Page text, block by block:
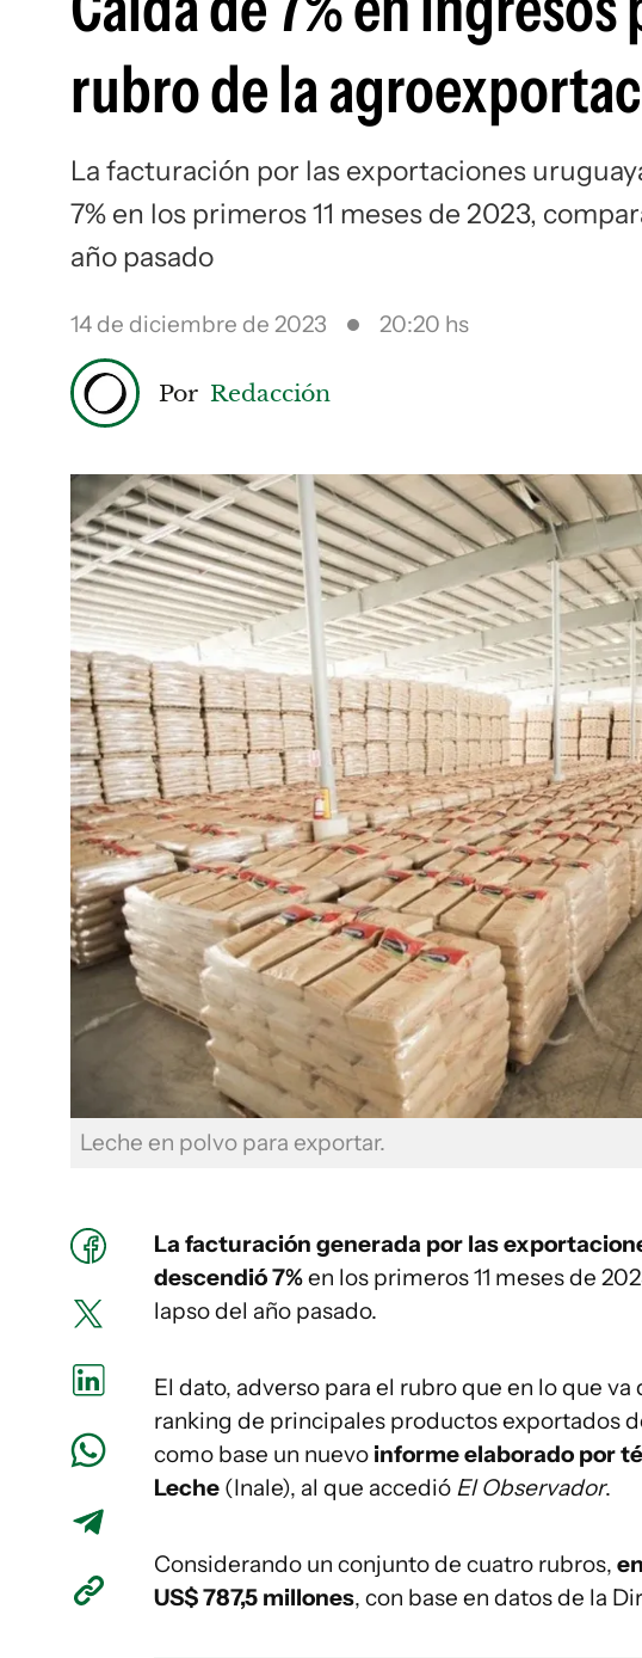
rubro de la
La facturación por las exportaciones
7% en los primeros 11 meses de 2023,
año pasado
14 de diciembre de 2023 20:20 hs
Por Redacción
Leche en polvo para exportar.
La facturación generada por las
descendió 7%en los primeros 11 meses de
lapso del año pasado.
El dato, adverso para el rubro que en lo que
ranking de principales productos exportados
como base un nuevo informe elaborado por
Leche (Inale), al que accedió El Observador.
Considerando un conjunto de cuatro rubros,
US$ 787,5 millones, con base en datos de la